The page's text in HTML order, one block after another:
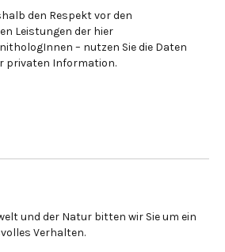
den Respekt vor den
Leistungen der hier
– nutzen Sie die Daten
privaten Information.
und der Natur bitten wir Sie um ein
Verhalten.